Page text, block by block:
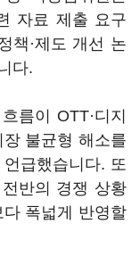
자료 제출 요구
책·제도 개선 논
다.
름이 OTT·디지
불균형 해소를
급했습니다. 또
반의 경쟁 상황
폭넓게 반영할